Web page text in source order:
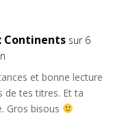
Continents sur 6
et bonne lecture
de tes titres. Et ta
Gros bisous